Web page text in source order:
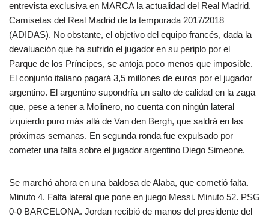
entrevista exclusiva en MARCA la actualidad del Real Madrid.
Camisetas del Real Madrid de la temporada 2017/2018
(ADIDAS). No obstante, el objetivo del equipo francés, dada la
devaluación que ha sufrido el jugador en su periplo por el
Parque de los Príncipes, se antoja poco menos que imposible.
El conjunto italiano pagará 3,5 millones de euros por el jugador
argentino. El argentino supondría un salto de calidad en la zaga
que, pese a tener a Molinero, no cuenta con ningún lateral
izquierdo puro más allá de Van den Bergh, que saldrá en las
próximas semanas. En segunda ronda fue expulsado por
cometer una falta sobre el jugador argentino Diego Simeone.
Se marchó ahora en una baldosa de Alaba, que cometió falta.
Minuto 4. Falta lateral que pone en juego Messi. Minuto 52. PSG
0-0 BARCELONA. Jordan recibió de manos del presidente del